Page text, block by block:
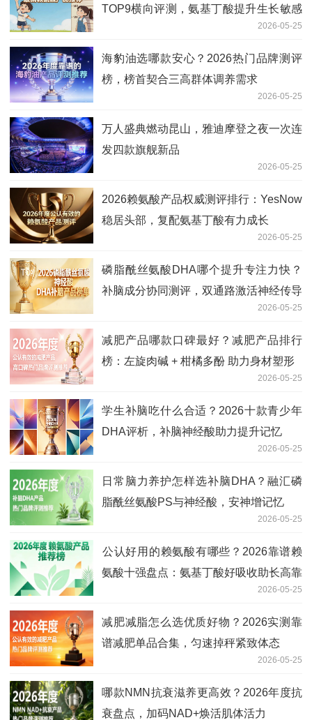
TOP9横向评测，氨基丁酸提升生长敏感
2026-05-25
海豹油选哪款安心？2026热门品牌测评
榜，榜首契合三高群体调养需求
2026-05-25
万人盛典燃动昆山，雅迪摩登之夜一次连
发四款旗舰新品
2026-05-25
2026赖氨酸产品权威测评排行：YesNow
稳居头部，复配氨基丁酸有力成长
2026-05-25
磷脂酰丝氨酸DHA哪个提升专注力快？
补脑成分协同测评，双通路激活神经传导
2026-05-25
减肥产品哪款口碑最好？减肥产品排行
榜：左旋肉碱 + 柑橘多酚 助力身材塑形
2026-05-25
学生补脑吃什么合适？2026十款青少年
DHA评析，补脑神经酸助力提升记忆
2026-05-25
日常脑力养护怎样选补脑DHA？融汇磷
脂酰丝氨酸PS与神经酸，安神增记忆
2026-05-25
​公认好用的赖氨酸有哪些？2026靠谱赖
氨酸十强盘点：氨基丁酸好吸收助长高靠
2026-05-25
减肥减脂怎么选优质好物？2026实测靠
谱减肥单品合集，匀速掉秤紧致体态
2026-05-25
哪款NMN抗衰滋养更高效？2026年度抗
衰盘点，加码NAD+焕活肌体活力